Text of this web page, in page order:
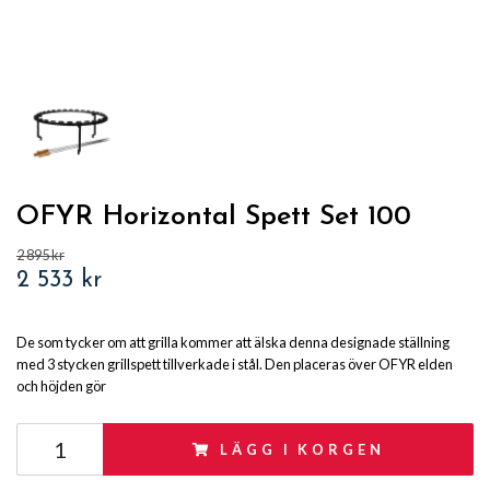
OFYR Horizontal Spett Set 100
2 895 kr
2 533 kr
De som tycker om att grilla kommer att älska denna designade ställning
med 3 stycken grillspett tillverkade i stål. Den placeras över OFYR elden
och höjden gör
LÄGG I KORGEN